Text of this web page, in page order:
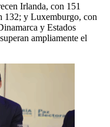
Irlanda, con 151
132; y Luxemburgo, con
y Estados
ampliamente el